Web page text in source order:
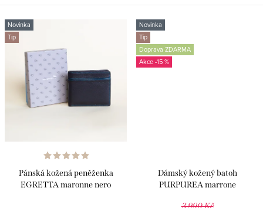
Novinka
Tip
Pánská kožená peněženka
EGRETTA maronne nero
Novinka
Tip
Doprava ZDARMA
-15 %
Dámský kožený batoh
PURPUREA marrone
3 990 Kč